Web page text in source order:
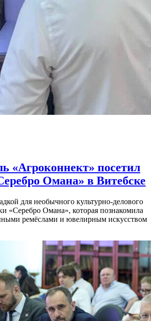
«Агроконнект» посетил
Омана» в Витебске
для необычного культурно-делового
«Серебро Омана», которая познакомила
ремёслами и ювелирным искусством